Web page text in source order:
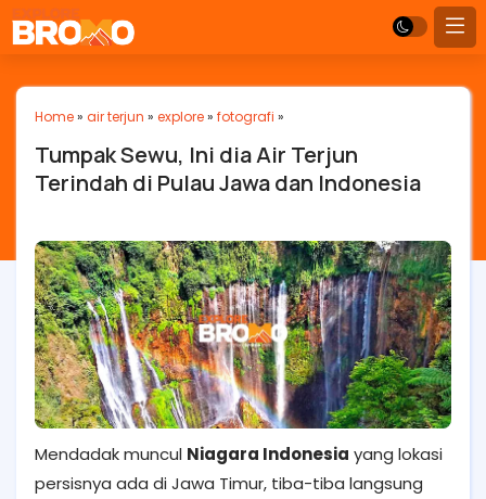
Home» air terjun » explore» fotografi »
Tumpak Sewu, Ini dia Air Terjun
Terindah di Pulau Jawa dan Indonesia
Mendadak muncul Niagara Indonesia yang lokasi
persisnya ada di Jawa Timur, tiba-tiba langsung